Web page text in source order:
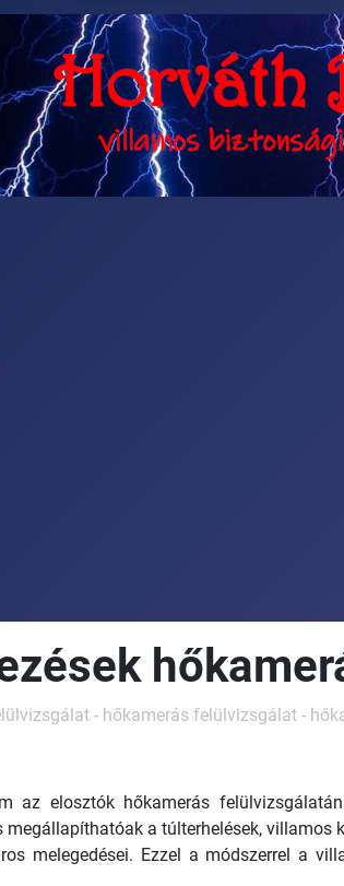
- hőkamerás felülvizsgálat -
az elosztók hőkamerás
a túlterhelések, villamos
melegedései. Ezzel a módszerrel a